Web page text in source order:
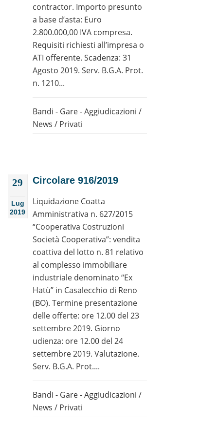
contractor. Importo presunto
a base d’asta: Euro
2.800.000,00 IVA compresa.
Requisiti richiesti all’impresa o
ATI offerente. Scadenza: 31
Agosto 2019. Serv. B.G.A. Prot.
n. 1210...
Bandi - Gare - Aggiudicazioni /
News / Privati
29
Lug
2019
Circolare 916/2019
Liquidazione Coatta
Amministrativa n. 627/2015
“Cooperativa Costruzioni
Società Cooperativa”: vendita
coattiva del lotto n. 81 relativo
al complesso immobiliare
industriale denominato “Ex
Hatù” in Casalecchio di Reno
(BO). Termine presentazione
delle offerte: ore 12.00 del 23
settembre 2019. Giorno
udienza: ore 12.00 del 24
settembre 2019. Valutazione.
Serv. B.G.A. Prot....
Bandi - Gare - Aggiudicazioni /
News / Privati